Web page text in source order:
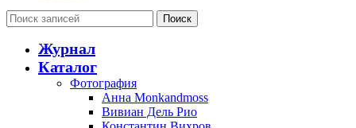
Поиск
Журнал
Каталог
Фотография
Анна Monkandmoss
Вивиан Дель Рио